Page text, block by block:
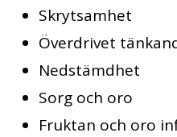
Skrytsamhet
Överdrivet
Nedstämdhet
Sorg och oro
Fruktan och oro